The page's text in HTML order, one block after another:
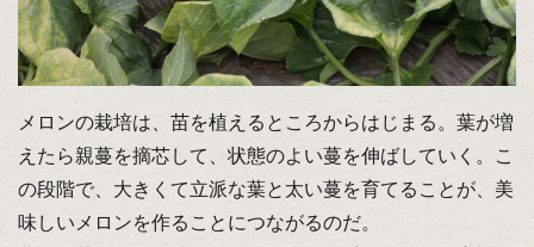
メロンの栽培は、苗を植えるところからはじまる。葉が増
えたら親蔓を摘芯して、状態のよい蔓を伸ばしていく。こ
の段階で、大きくて立派な葉と太い蔓を育てることが、美
味しいメロンを作ることにつながるのだ。